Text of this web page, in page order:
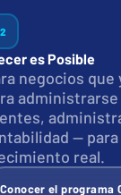
es Posible
negocios
—
real.
Conocer el programa